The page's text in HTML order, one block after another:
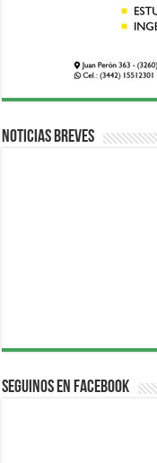
Noticias breves
Seguinos en Facebook